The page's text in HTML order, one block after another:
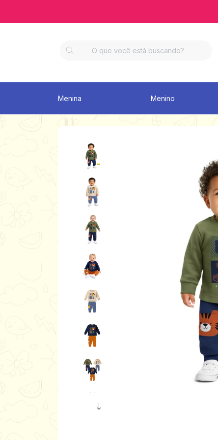
Menina Menino